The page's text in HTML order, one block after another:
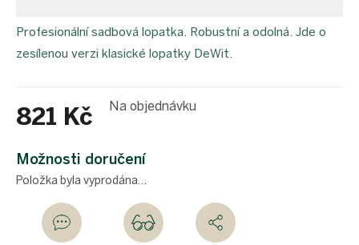
821 Kč
cena:
Na objednávku
Možnosti doručení
Položka byla vyprodána…
Profesionální sadbová lopatka. Robustní a odolná. Jde o
zesílenou verzi klasické lopatky DeWit.